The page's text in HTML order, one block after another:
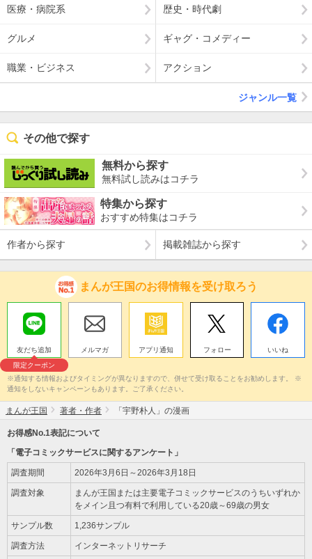
医療・病院系 歴史・時代劇
グルメ ギャグ・コメディー
職業・ビジネス アクション
ジャンル一覧
その他で探す
無料から探す
無料試し読みはコチラ
特集から探す
おすすめ特集はコチラ
作者から探す 掲載雑誌から探す
まんが王国のお得情報を受け取ろう
友だち追加
限定クーポン
メルマガ アプリ通知 フォロー いいね
※通知する情報およびタイミングが異なりますので、併せて受け取ることをお勧めします。 ※
通知をしないキャンペーンもあります。ご了承ください。
まんが王国 著者・作者 「宇野朴人」の漫画
お得感No.1表記について
「電子コミックサービスに関するアンケート」
調査期間 2026年3月6日～2026年3月18日
調査対象
まんが王国または主要電子コミックサービスのうちいずれか
をメイン且つ有料で利用している20歳～69歳の男女
サンプル数 1,236サンプル
調査方法 インターネットリサーチ